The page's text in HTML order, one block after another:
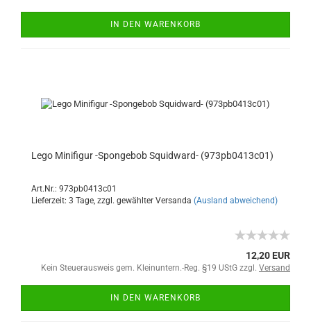
IN DEN WARENKORB
Lego Minifigur -Spongebob Squidward- (973pb0413c01)
Art.Nr.: 973pb0413c01
Lieferzeit: 3 Tage, zzgl. gewählter Versanda (Ausland abweichend)
12,20 EUR
Kein Steuerausweis gem. Kleinuntern.-Reg. §19 UStG zzgl. Versand
IN DEN WARENKORB